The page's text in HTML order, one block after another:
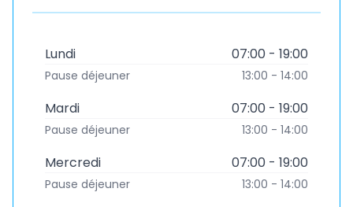
Lundi 07:00 - 19:00
Pause déjeuner 13:00 - 14:00
Mardi 07:00 - 19:00
Pause déjeuner 13:00 - 14:00
Mercredi 07:00 - 19:00
Pause déjeuner 13:00 - 14:00